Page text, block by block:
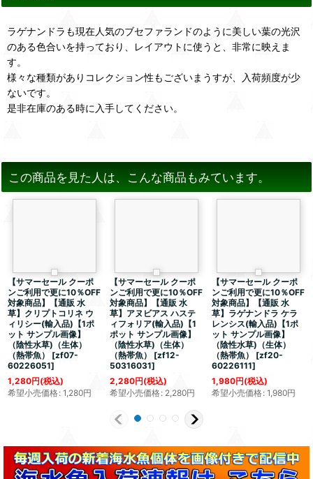
ラゲナンドラも現在人気のブセファランドのように美しい葉の光沢
のある色合いを持っており、レイアウトに使うと、非常に映えま
す。
様々な種類がありコレクション性もございまうすが、入荷頻度が少
ないです。
是非在庫のある時に入手してください。
この商品を見た人は、こんな商品もみています。
【サマーセール クーポ
ンご利用で更に10％OFF
対象商品】【通販 水
草】クリプトコリネ ウ
ィリシー(輸入品)【1ポ
ット サンプル画像】
（陰性水草)（生体）
（熱帯魚）
[zf07-
60226051]
1,280円(税込)
希望小売価格: 1,280円
【サマーセール クーポ
ンご利用で更に10％OFF
対象商品】【通販 水
草】アヌビアス ハステ
ィフォリア(輸入品)【1
ポット サンプル画像】
（陰性水草)（生体）
（熱帯魚）
[zf12-
50316031]
2,280円(税込)
希望小売価格: 2,280円
【サマーセール クーポ
ンご利用で更に10％OFF
対象商品】【通販 水
草】ラゲナンドラ ケラ
レンシス(輸入品)【1ポ
ット サンプル画像】
（陰性水草)（生体）
（熱帯魚）
[zf20-
60226111]
1,980円(税込)
希望小売価格: 1,980円